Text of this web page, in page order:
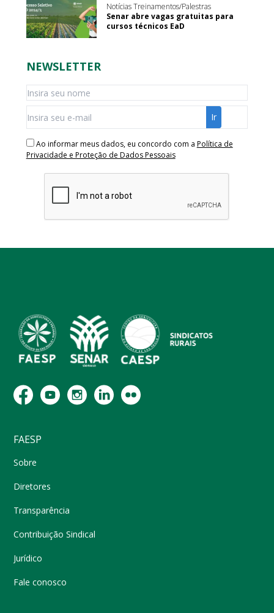
Notícias Treinamentos/Palestras
Senar abre vagas gratuitas para
cursos técnicos EaD
NEWSLETTER
Ao informar meus dados, eu concordo com a Política de
Privacidade e Proteção de Dados Pessoais
FAESP
Sobre
Diretores
Transparência
Contribuição Sindical
Jurídico
Fale conosco